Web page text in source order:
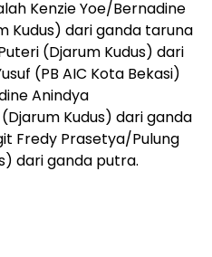
Kenzie Yoe/Bernadine
Kudus) dari ganda taruna
(Djarum Kudus) dari
(PB AIC Kota Bekasi)
Anindya
Kudus) dari ganda
Fredy Prasetya/Pulung
dari ganda putra.